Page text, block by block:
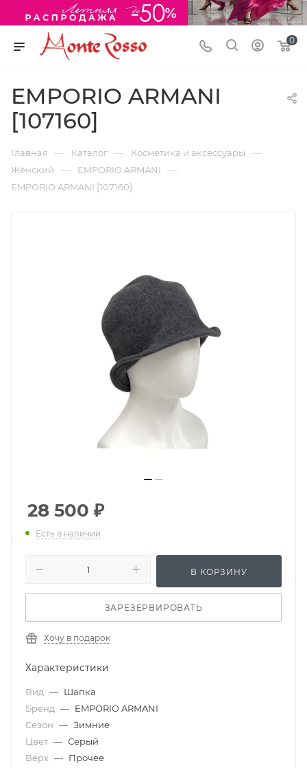
0
EMPORIO ARMANI
[107160]
Главная — Каталог — Косметика и аксессуары —
Женский — EMPORIO ARMANI —
EMPORIO ARMANI [107160]
28 500 ₽
Есть в наличии
В КОРЗИНУ
ЗАРЕЗЕРВИРОВАТЬ
Хочу в подарок
Характеристики
Вид — Шапка
Бренд — EMPORIO ARMANI
Сезон — Зимние
Цвет — Серый
Верх — Прочее